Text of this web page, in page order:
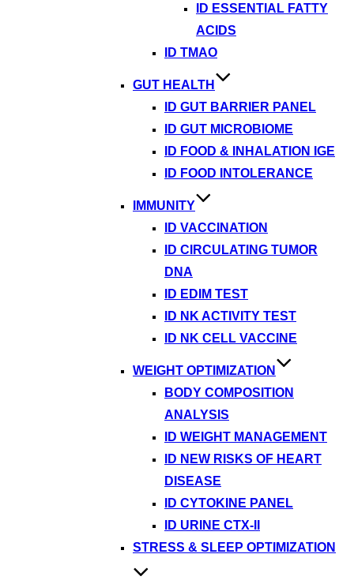
ID ESSENTIAL FATTY
ACIDS
ID TMAO
GUT HEALTH
ID GUT BARRIER PANEL
ID GUT MICROBIOME
ID FOOD & INHALATION IGE
ID FOOD INTOLERANCE
IMMUNITY
ID VACCINATION
ID CIRCULATING TUMOR
DNA
ID EDIM TEST
ID NK ACTIVITY TEST
ID NK CELL VACCINE
WEIGHT OPTIMIZATION
BODY COMPOSITION
ANALYSIS
ID WEIGHT MANAGEMENT
ID NEW RISKS OF HEART
DISEASE
ID CYTOKINE PANEL
ID URINE CTX-II
STRESS & SLEEP OPTIMIZATION